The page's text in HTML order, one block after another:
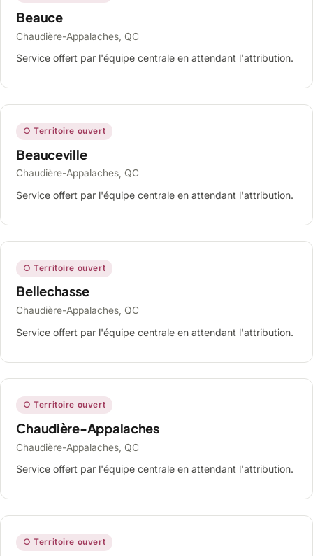
Beauce
Chaudière-Appalaches, QC
Service offert par l'équipe centrale en attendant l'attribution.
○ Territoire ouvert
Beauceville
Chaudière-Appalaches, QC
Service offert par l'équipe centrale en attendant l'attribution.
○ Territoire ouvert
Bellechasse
Chaudière-Appalaches, QC
Service offert par l'équipe centrale en attendant l'attribution.
○ Territoire ouvert
Chaudière-Appalaches
Chaudière-Appalaches, QC
Service offert par l'équipe centrale en attendant l'attribution.
○ Territoire ouvert